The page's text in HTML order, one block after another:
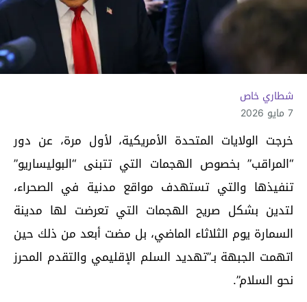
شطاري خاص
7 مايو 2026
خرجت الولايات المتحدة الأمريكية، لأول مرة، عن دور
“المراقب” بخصوص الهجمات التي تتبنى “البوليساريو”
تنفيذها والتي تستهدف مواقع مدنية في الصحراء،
لتدين بشكل صريح الهجمات التي تعرضت لها مدينة
السمارة يوم الثلاثاء الماضي، بل مضت أبعد من ذلك حين
اتهمت الجبهة بـ”تهديد السلم الإقليمي والتقدم المحرز
نحو السلام”.